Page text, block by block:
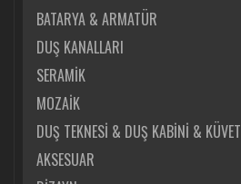
BATARYA & ARMATÜR
DUŞ KANALLARI
SERAMİK
MOZAİK
DUŞ TEKNESİ & DUŞ KABİNİ & KÜVET
AKSESUAR